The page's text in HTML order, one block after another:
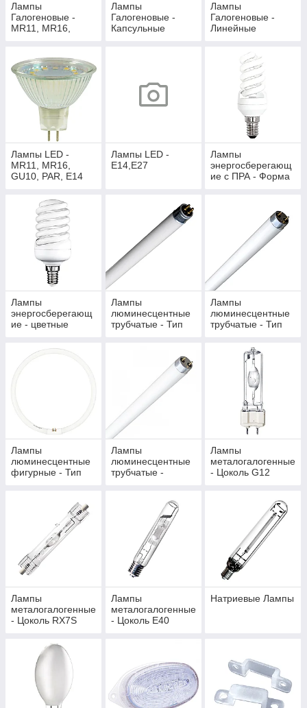
Лампы
Галогеновые -
MR11, MR16,
Лампы
Галогеновые -
Капсульные
Лампы
Галогеновые -
Линейные
Лампы LED -
MR11, MR16,
GU10, PAR, E14
Лампы LED -
E14,E27
Лампы
энергосберегающ
ие с ПРА - Форма
Лампы
энергосберегающ
ие - цветные
Лампы
люминесцентные
трубчатые - Тип
Лампы
люминесцентные
трубчатые - Тип
Лампы
люминесцентные
фигурные - Тип
Лампы
люминесцентные
трубчатые -
Лампы
металогалогенные
- Цоколь G12
Лампы
металогалогенные
- Цоколь RX7S
Лампы
металогалогенные
- Цоколь E40
Натриевые Лампы